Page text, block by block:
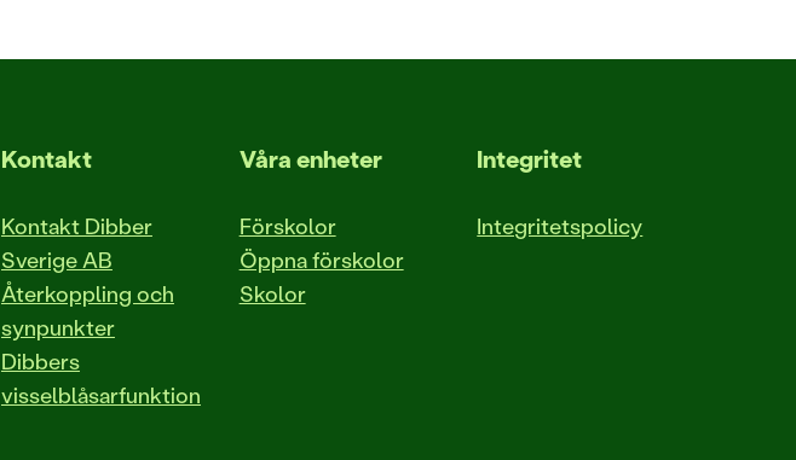
Kontakt
Kontakt Dibber
Sverige AB
Återkoppling och
synpunkter
Dibbers
visselblåsarfunktion
Våra enheter
Förskolor
Öppna förskolor
Skolor
Integritet
Integritetspolicy